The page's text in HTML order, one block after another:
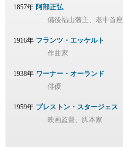
1857年 阿部正弘
備後福山藩主、老中首座
1916年 フランツ・エッケルト
作曲家
1938年 ワーナー・オーランド
俳優
1959年 プレストン・スタージェス
映画監督、脚本家